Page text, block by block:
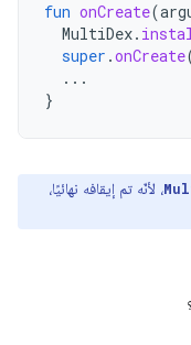
fun onCreate(
MultiDex.
super .onCreate
...
}
، لأنّه تم إيقافه نهائيًا،